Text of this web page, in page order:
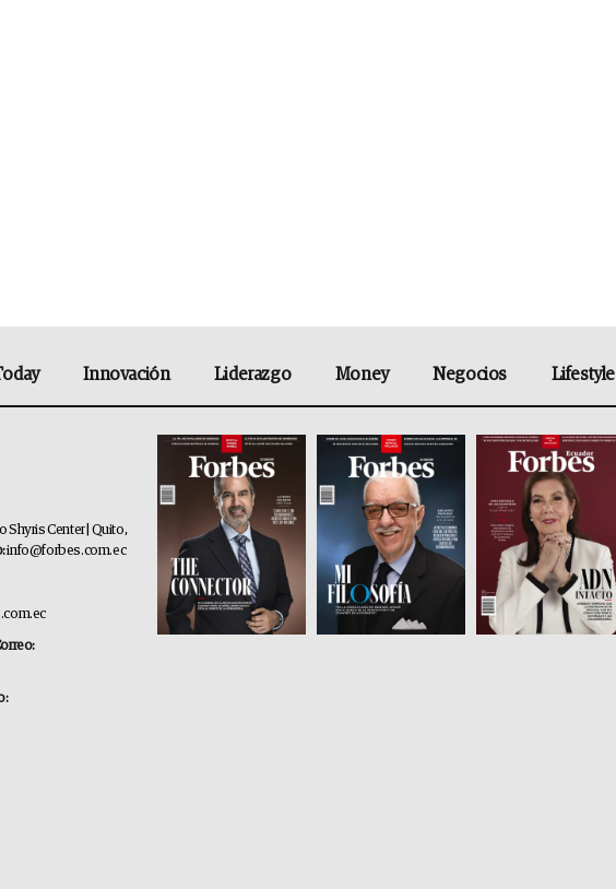
Innovación Liderazgo Money Negocios Lifestyle
Shyris Center | Quito,
info@forbes.com.ec